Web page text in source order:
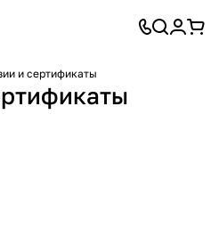
и сертификаты